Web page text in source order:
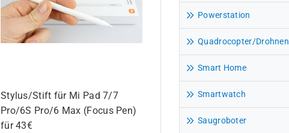
Stylus/Stift für Mi Pad 7/7
Pro/6S Pro/6 Max (Focus Pen)
für 43€
Powerstation
Quadrocopter/Drohnen
Smart Home
Smartwatch
Saugroboter